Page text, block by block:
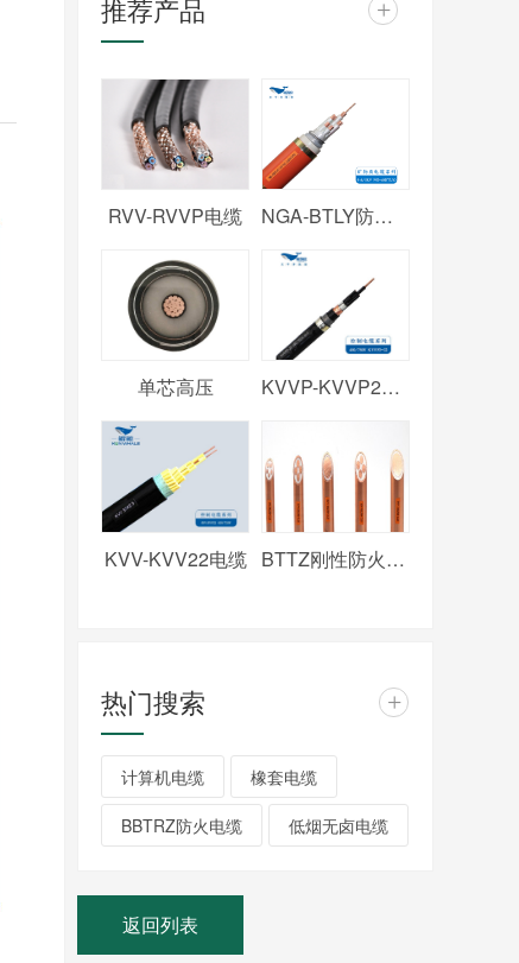
推荐产品 +
RVV-RVVP电缆 NGA-BTLY防火电缆
单芯高压 KVVP-KVVP2电缆
KVV-KVV22电缆 BTTZ刚性防火电缆
热门搜索 +
计算机电缆 橡套电缆
BBTRZ防火电缆 低烟无卤电缆
返回列表